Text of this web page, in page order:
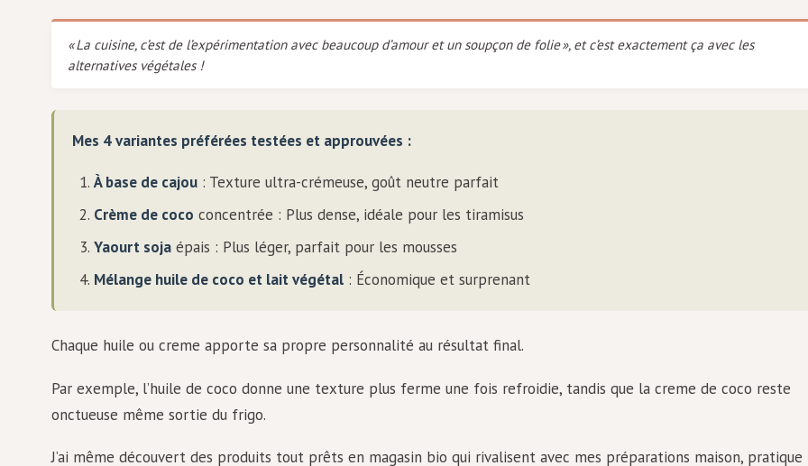
« La cuisine, c’est de l’expérimentation avec beaucoup d’amour et un soupçon de folie », et c’est exactement ça avec les
alternatives végétales !
Mes 4 variantes préférées testées et approuvées :
À base de cajou: Texture ultra-crémeuse, goût neutre parfait
Crème de coco concentrée : Plus dense, idéale pour les tiramisus
Yaourt sojaépais : Plus léger, parfait pour les mousses
Mélange huile de coco et lait végétal: Économique et surprenant
Chaque huile ou creme apporte sa propre personnalité au résultat final.
Par exemple, l’huile de coco donne une texture plus ferme une fois refroidie, tandis que la creme de coco reste
onctueuse même sortie du frigo.
J’ai même découvert des produits tout prêts en magasin bio qui rivalisent avec mes préparations maison, pratique